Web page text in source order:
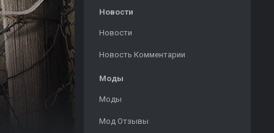
Новости
Новости
Новость Комментарии
Моды
Моды
Мод Отзывы